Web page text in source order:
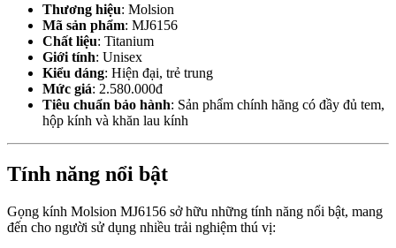
Thương hiệu: Molsion
Mã sản phẩm: MJ6156
Chất liệu: Titanium
Giới tính: Unisex
Kiểu dáng: Hiện đại, trẻ trung
Mức giá: 2.580.000đ
Tiêu chuẩn bảo hành: Sản phẩm chính hãng có đầy đủ tem,
hộp kính và khăn lau kính
Tính năng nổi bật
Gọng kính Molsion MJ6156 sở hữu những tính năng nổi bật, mang
đến cho người sử dụng nhiều trải nghiệm thú vị: